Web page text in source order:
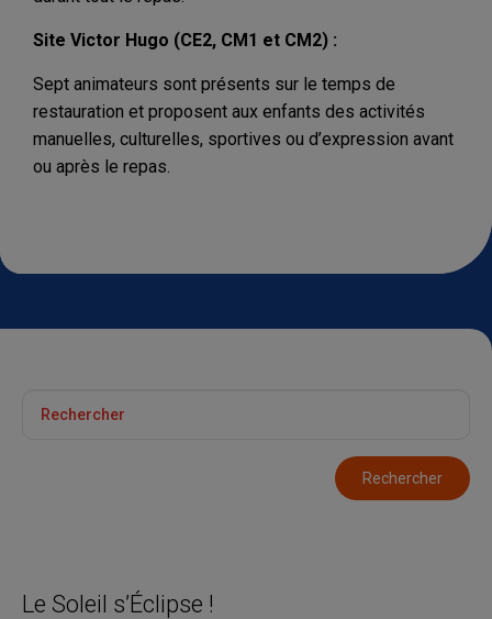
Site Victor Hugo (CE2, CM1 et CM2) :
Sept animateurs sont présents sur le temps de
restauration et proposent aux enfants des activités
manuelles, culturelles, sportives ou d’expression avant
ou après le repas.
Le Soleil s’Éclipse !